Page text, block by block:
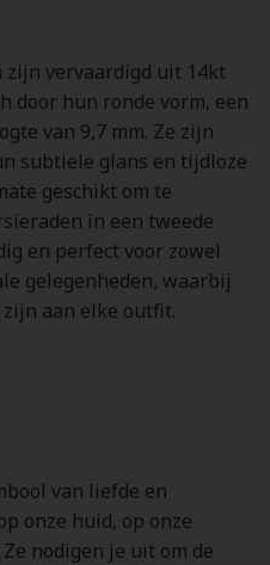
zijn vervaardigd uit 14kt
door hun ronde vorm, een
van 9,7 mm. Ze zijn
subtiele glans en tijdloze
geschikt om te
in een tweede
en perfect voor zowel
gelegenheden, waarbij
aan elke outfit.
van liefde en
onze huid, op onze
nodigen je uit om de